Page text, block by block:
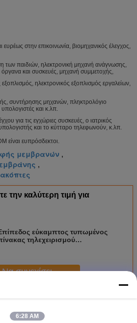
στην επικοινωνία, βιομηχανικός έλεγχος,
των παιδιών, ηλεκτρονική μηχανή ανάγνωσης,
όργανα και συσκευές, μηχανή συμμετοχής,
εξοπλισμός, ηλεκτρονικός εξοπλισμός εργαλείων,
συντήρησης μηχανών, πληκτρολόγιο
και κ.λπ.
για τις εγχώριες συσκευές, ο ιατρικός
και το κύτταρο τηλεφωνούν, κ.λπ.
είναι ευπρόσδεκτοι.
μεμβρανών ,
,
την καλύτερη τιμή για
εύκαμπτος τυπωμένος
τηλεχειρισμού
Να συνεχίσει
διακόπτης μεμβρανών
6:28 AM